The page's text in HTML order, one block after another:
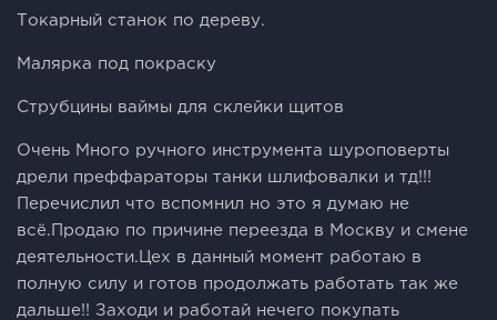
Токарный станок по дереву.
Малярка под покраску
Струбцины ваймы для склейки щитов
Очень Много ручного инструмента шуроповерты
дрели преффараторы танки шлифовалки и тд!!!
Перечислил что вспомнил но это я думаю не
всё.Продаю по причине переезда в Москву и смене
деятельности.Цех в данный момент работаю в
полную силу и готов продолжать работать так же
дальше!! Заходи и работай нечего покупать